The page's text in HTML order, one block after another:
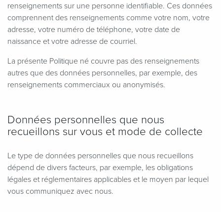
renseignements sur une personne identifiable. Ces données
comprennent des renseignements comme votre nom, votre
adresse, votre numéro de téléphone, votre date de
naissance et votre adresse de courriel.
La présente Politique né couvre pas des renseignements
autres que des données personnelles, par exemple, des
renseignements commerciaux ou anonymisés.
Données personnelles que nous
recueillons sur vous et mode de collecte
Le type de données personnelles que nous recueillons
dépend de divers facteurs, par exemple, les obligations
légales et réglementaires applicables et le moyen par lequel
vous communiquez avec nous.